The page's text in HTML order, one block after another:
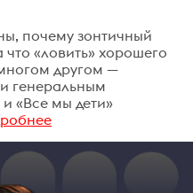
почему зонтичный
«ловить» хорошего
другом —
генеральным
«Все мы дети»